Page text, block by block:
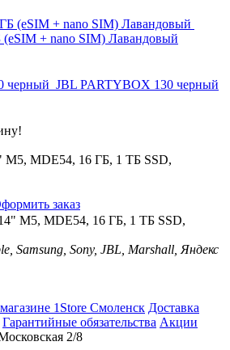
(eSIM + nano SIM) Лавандовый
JBL PARTYBOX 130 черный
M5, MDE54, 16 ГБ, 1 ТБ SSD,
заказ
M5, MDE54, 16 ГБ, 1 ТБ SSD,
Samsung, Sony, JBL, Marshall, Яндекс
1Store Смоленск Доставка
Гарантийные обязательства Акции
2/8